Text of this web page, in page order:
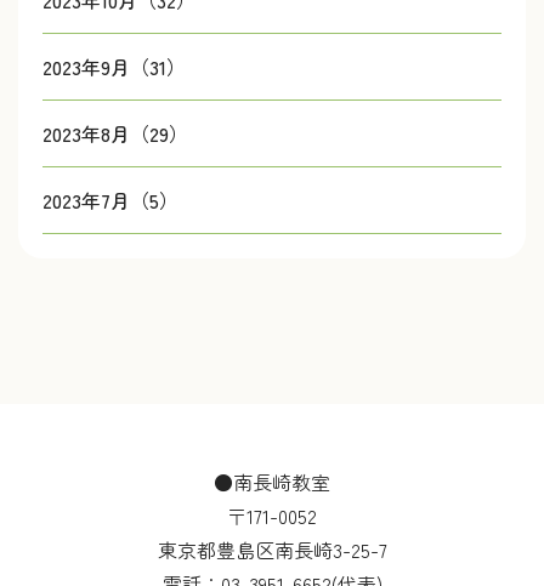
2023年9月（31）
2023年8月（29）
2023年7月（5）
●南長崎教室
〒171-0052
東京都豊島区南長崎3-25-7